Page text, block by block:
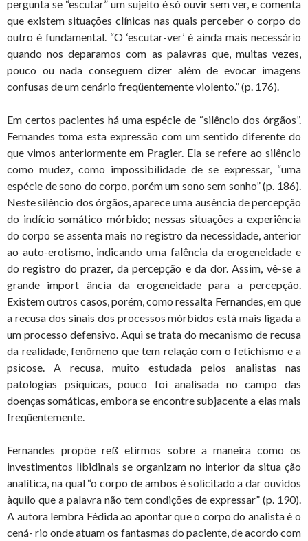
pergunta se “escutar” um sujeito é só ouvir sem ver, e comenta
que existem situações clínicas nas quais perceber o corpo do
outro é fundamental. “O ‘escutar-ver’ é ainda mais necessário
quando nos deparamos com as palavras que, muitas vezes,
pouco ou nada conseguem dizer além de evocar imagens
confusas de um cenário freqüentemente violento.” (p. 176).
Em certos pacientes há uma espécie de “silêncio dos órgãos”.
Fernandes toma esta expressão com um sentido diferente do
que vimos anteriormente em Pragier. Ela se refere ao silêncio
como mudez, como impossibilidade de se expressar, “uma
espécie de sono do corpo, porém um sono sem sonho” (p. 186).
Neste silêncio dos órgãos, aparece uma ausência de percepção
do indício somático mórbido; nessas situações a experiência
do corpo se assenta mais no registro da necessidade, anterior
ao auto-erotismo, indicando uma falência da erogeneidade e
do registro do prazer, da percepção e da dor. Assim, vê-se a
grande import ância da erogeneidade para a percepção.
Existem outros casos, porém, como ressalta Fernandes, em que
a recusa dos sinais dos processos mórbidos está mais ligada a
um processo defensivo. Aqui se trata do mecanismo de recusa
da realidade, fenômeno que tem relação com o fetichismo e a
psicose. A recusa, muito estudada pelos analistas nas
patologias psíquicas, pouco foi analisada no campo das
doenças somáticas, embora se encontre subjacente a elas mais
freqüentemente.
Fernandes propõe reß etirmos sobre a maneira como os
investimentos libidinais se organizam no interior da situa ção
analítica, na qual “o corpo de ambos é solicitado a dar ouvidos
àquilo que a palavra não tem condições de expressar” (p. 190).
A autora lembra Fédida ao apontar que o corpo do analista é o
cená- rio onde atuam os fantasmas do paciente, de acordo com